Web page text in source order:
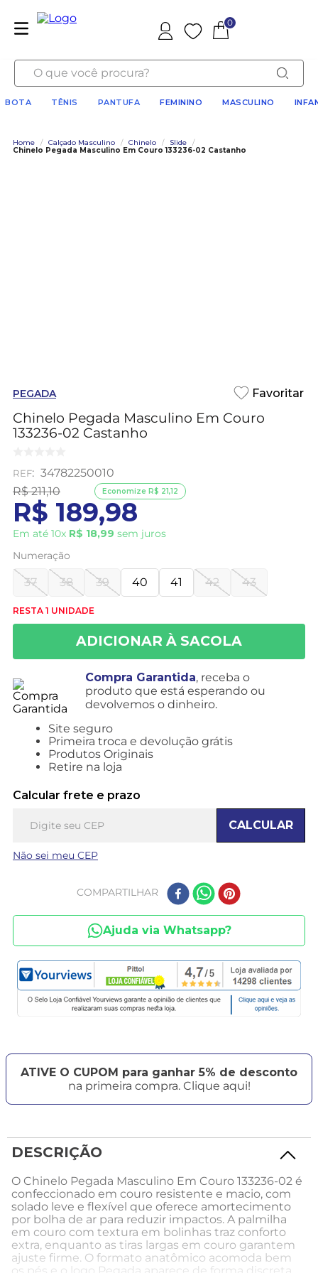
Favoritos
0
O que você procura?
BOTA TÊNIS PANTUFA FEMININO MASCULINO
Home / Calçado Masculino / Chinelo / Slide
/
Chinelo Pegada Masculino Em Couro 133236-02 Castanho
PEGADA
Chinelo Pegada Masculino Em Couro
133236-02 Castanho
: 34782250010
R$ 211,10
R$ 189,98
Em até 10x R$ 18,99 sem juros
Economize R$ 21,12
Numeração
37 38 39 40 41 42 43
RESTA 1 UNIDADE
Compra Garantida, receba o
produto que está esperando ou
devolvemos o dinheiro.
Site seguro
Primeira troca e devolução grátis
Produtos Originais
Retire na loja
Calcular frete e prazo
CALCULAR
Não sei meu CEP
COMPARTILHAR
Ajuda via Whatsapp?
ATIVE O CUPOM para ganhar 5% de desconto
na primeira compra. Clique aqui!
DESCRIÇÃO
O Chinelo Pegada Masculino Em Couro 133236-02 é
confeccionado em couro resistente e macio, com
solado leve e flexível que oferece amortecimento
por bolha de ar para reduzir impactos. A palmilha
em couro com textura em bolinhas traz conforto
extra, enquanto as tiras largas em couro garantem
ajuste firme. O formato anatômico acomoda bem